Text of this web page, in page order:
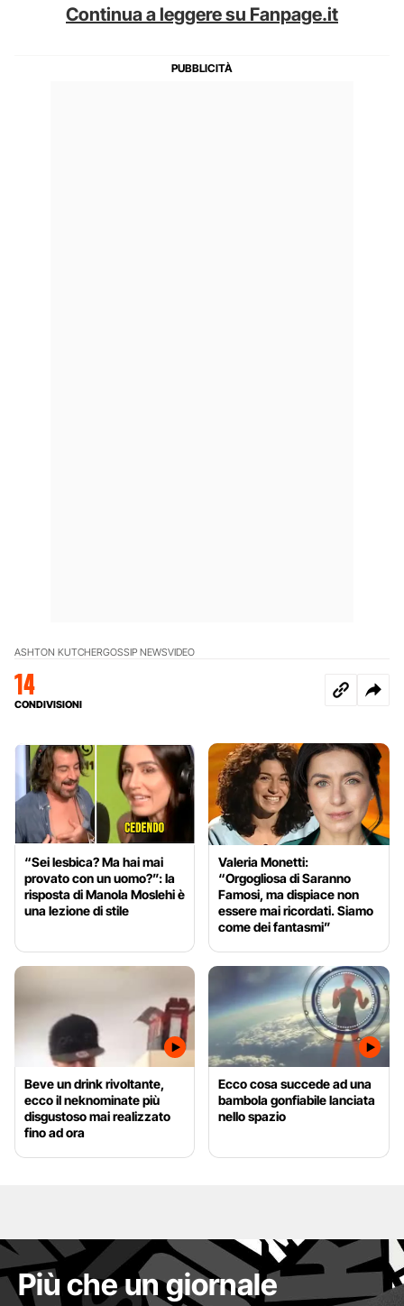
Continua a leggere su Fanpage.it
ASHTON KUTCHERGOSSIP NEWSVIDEO
14
CONDIVISIONI
“Sei lesbica? Ma hai mai
provato con un uomo?”: la
risposta di Manola Moslehi è
una lezione di stile
Valeria Monetti:
“Orgogliosa di Saranno
Famosi, ma dispiace non
essere mai ricordati. Siamo
come dei fantasmi”
Beve un drink rivoltante,
ecco il neknominate più
disgustoso mai realizzato
fino ad ora
Ecco cosa succede ad una
bambola gonfiabile lanciata
nello spazio
Più che un giornale